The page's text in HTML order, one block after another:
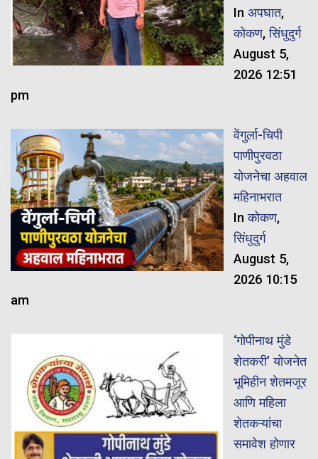
In अपघात,
कोकण,सिंधुदुर्ग
August 5,
2026 12:51
pm
वेंगुर्ला-चिपी
पाणीपुरवठा
योजनेचा अहवाल
महिनाभरात
Inकोकण,
सिंधुदुर्ग
August 5,
2026 10:15
am
‘गोपीनाथ मुंडे
शेतकरी’ योजनेत
भूमिहीन शेतमजूर
आणि महिला
शेतकऱ्यांचा
समावेश होणार